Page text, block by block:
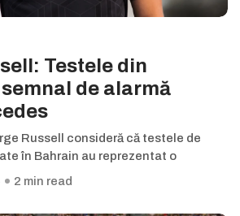
Testele din
de alarmă
Russell consideră că testele de
în Bahrain au reprezentat o
2 min read